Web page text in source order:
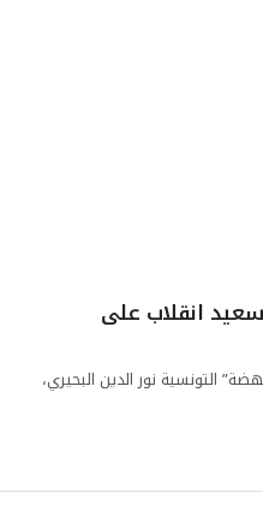
انقلاب على
التونسية نور الدين البحيري،